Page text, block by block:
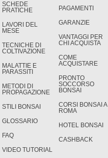
SCHEDE
PRATICHE
LAVORI DEL
MESE
TECNICHE DI
COLTIVAZIONE
MALATTIE E
PARASSITI
METODI DI
PROPAGAZIONE
STILI BONSAI
GLOSSARIO
FAQ
VIDEO TUTORIAL
PAGAMENTI
GARANZIE
VANTAGGI PER
CHI ACQUISTA
COME
ACQUISTARE
PRONTO
SOCCORSO
BONSAI
CORSI BONSAI A
ROMA
HOTEL BONSAI
CASHBACK